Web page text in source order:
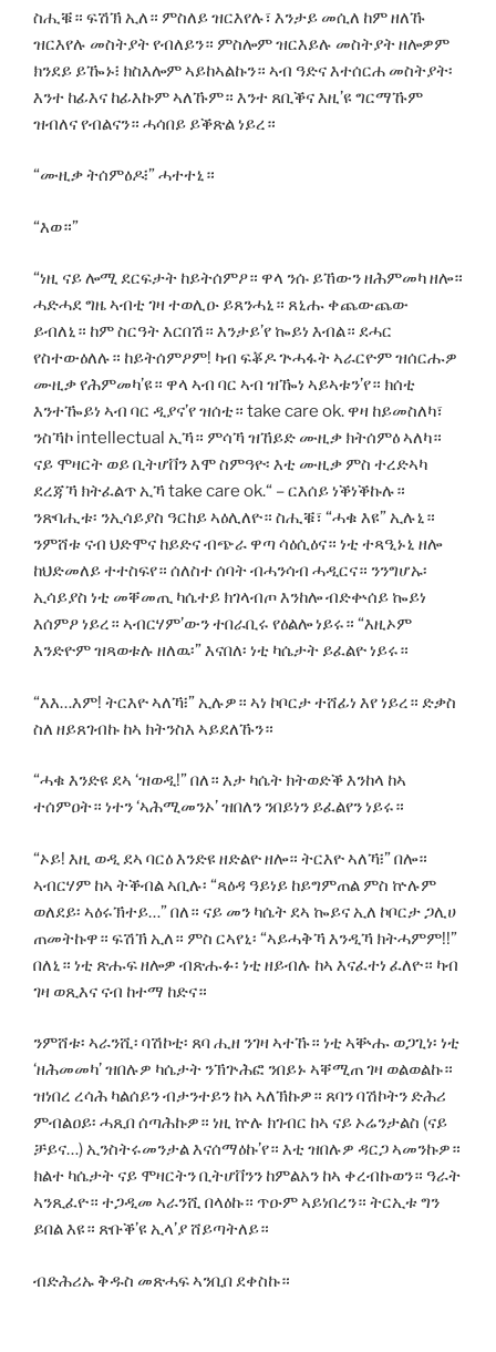
ስሒቑ። ፍሽኽ ኢለ። ምስለይ ዝርእየሉ፣ እንታይ መሲለ ከም ዘለኹ
ዝርእየሉ መስትያት የብለይን። ምስሎም ዝርእይሉ መስትያት ዘሎዎም
ክንደይ ይዀኑ፧ ክስእሎም ኣይከኣልኩን። ኣብ ዓድና እተሰርሐ መስትያት፡
እንተ ከፊእና ከፊእኩም ኣለኹም። እንተ ጸቢቕና እዚ’ዩ ግርማኹም
ዝብለና የብልናን። ሓሳበይ ይቕጽል ነይረ።
“ሙዚቃ ትሰምዕዶ፧” ሓተተኒ።
“እወ።”
“ነዚ ናይ ሎሚ ደርፍታት ከይትሰምዖ። ዋላ ንሱ ይኸውን ዘሕምመካ ዘሎ።
ሓድሓደ ግዜ ኣብቲ ገዛ ተወሊዑ ይጸንሓኒ። ጸኒሑ ቀጨውጨው
ይብለኒ። ከም ስርዓት እርበሽ። እንታይ’የ ኰይነ እብል። ደሓር
የስተውዕለሉ። ከይትሰምዖም! ካብ ፍቖዶ ጕሓፋት ኣራርዮም ዝሰርሑዎ
ሙዚቃ የሕምመካ’ዩ። ዋላ ኣብ ባር ኣብ ዝዀነ ኣይኣቱን’የ። ክሰቲ
እንተዀይነ ኣብ ባር ዲያና’የ ዝሰቲ። take care ok. ዋዛ ከይመስለካ፣
ንስኻኮ intellectual ኢኻ። ምሳኻ ዝኸይድ ሙዚቃ ክትሰምዕ ኣለካ።
ናይ ሞዛርት ወይ ቢትሆቨን እሞ ስምዓዮ፡ እቲ ሙዚቃ ምስ ተረድኣካ
ደረጃኻ ክትፈልጥ ኢኻ take care ok.“ – ርእሰይ ነቕነቕኩሉ።
ንጽባሒቱ፡ ንኢሳይያስ ዓርከይ ኣዕሊለዮ። ስሒቑ፣ “ሓቁ እዩ” ኢሉኒ።
ንምሸቱ ናብ ህድሞና ከይድና ብጭራ ዋጣ ሳዕሲዕና። ነቲ ተጻዒኑኒ ዘሎ
ከህድመለይ ተተስፍየ። ሰለስተ ሰባት ብሓንሳብ ሓዲርና። ንንግሆኡ፡
ኢሳይያስ ነቲ መቐመጢ ካሴተይ ክገላብጦ እንከሎ ብድቍሰይ ኰይነ
እሰምዖ ነይረ። ኣብርሃም’ውን ተበራቢሩ የዕልሎ ነይሩ። “እዚኦም
እንድዮም ዝጻወቱሉ ዘለዉ፡” እናበለ፡ ነቲ ካሴታት ይፈልዮ ነይሩ።
“እእ…እም! ትርእዮ ኣለኻ፧” ኢሉዎ። ኣነ ኮቦርታ ተሸፊነ እየ ነይረ። ድቃስ
ስለ ዘይጸገብኩ ከኣ ክትንስእ ኣይደለኹን።
“ሓቁ እንድዩ ደኣ ‘ዝወዲ!” በለ። እታ ካሴት ክትወድቕ እንከላ ከኣ
ተሰምዐት። ነተን ‘ኣሕሚመንኦ’ ዝበለን ንበይነን ይፈልየን ነይሩ።
“ኦይ! እዚ ወዲ ደኣ ባርዕ እንድዩ ዘድልዮ ዘሎ። ትርእዮ ኣለኻ፧” በሎ።
ኣብርሃም ከኣ ትቕብል ኣቢሉ፡ “ጻዕዳ ዓይነይ ከይግምጠል ምስ ኵሉም
ወለደይ፡ ኣዕሩኽተይ…” በለ። ናይ መን ካሴት ደኣ ኰይና ኢለ ኮቦርታ ጋሊሀ
ጠመትኩዋ። ፍሽኽ ኢለ። ምስ ርኣየኒ፡ “ኣይሓቅኻ እንዲኻ ክትሓምም!!”
በለኒ። ነቲ ጽሑፍ ዘሎዎ ብጽሑፉ፡ ነቲ ዘይብሉ ከኣ እናፈተነ ፈለዮ። ካብ
ገዛ ወጺእና ናብ ከተማ ከድና።
ንምሸቱ፡ ኣራንሺ፡ ባሽኮቲ፡ ጸባ ሒዘ ንገዛ ኣተኹ። ነቲ ኣቝሑ ወጋጊነ፡ ነቲ
‘ዘሕመመካ’ ዝበሉዎ ካሴታት ንኽጕሕፎ ንበይኑ ኣቐሚጠ ገዛ ወልወልኩ።
ዝነበረ ረሳሕ ካልሰይን ብታንተይን ከኣ ኣለኽኩዎ። ጸባን ባሽኮትን ድሕሪ
ምብልዐይ፡ ሓጺበ ሰጣሕኩዎ። ነዚ ኵሉ ክገብር ከኣ ናይ ኦሬንታልስ (ናይ
ቻይና…) ኢንስትሩመንታል እናሰማዕኩ’የ። እቲ ዝበሉዎ ዳርጋ ኣመንኩዎ።
ክልተ ካሴታት ናይ ሞዛርትን ቢትሆቨንን ከምልአን ከኣ ቀረብኩወን። ዓራት
ኣንጺፈዮ። ተጋዲመ ኣራንሺ በላዕኩ። ጥዑም ኣይነበረን። ትርኢቱ ግን
ይበል እዩ። ጽቡቕ’ዩ ኢላ’ያ ሸይጣትለይ።
ብድሕሪኡ ቅዱስ መጽሓፍ ኣንቢበ ደቀስኩ።